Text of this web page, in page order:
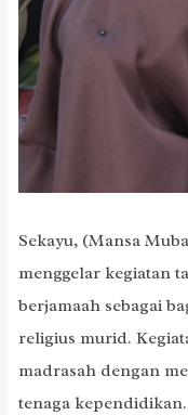
Sekayu, (Mansa
menggelar kegiatan
berjamaah sebagai
religius murid.
madrasah dengan
tenaga kependidikan.